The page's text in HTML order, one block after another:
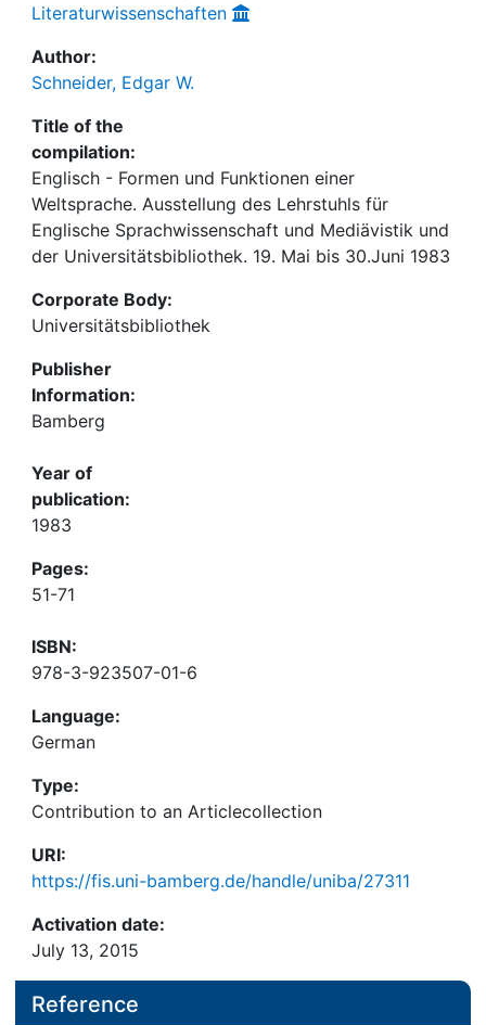
Literaturwissenschaften
Author:
Schneider, Edgar W.
Title of the
compilation:
Englisch - Formen und Funktionen einer
Weltsprache. Ausstellung des Lehrstuhls für
Englische Sprachwissenschaft und Mediävistik und
der Universitätsbibliothek. 19. Mai bis 30.Juni 1983
Corporate Body:
Universitätsbibliothek
Publisher
Information:
Bamberg
Year of
publication:
1983
Pages:
51-71
ISBN:
978-3-923507-01-6
Language:
German
Type:
Contribution to an Articlecollection
URI:
https://fis.uni-bamberg.de/handle/uniba/27311
Activation date:
July 13, 2015
Reference